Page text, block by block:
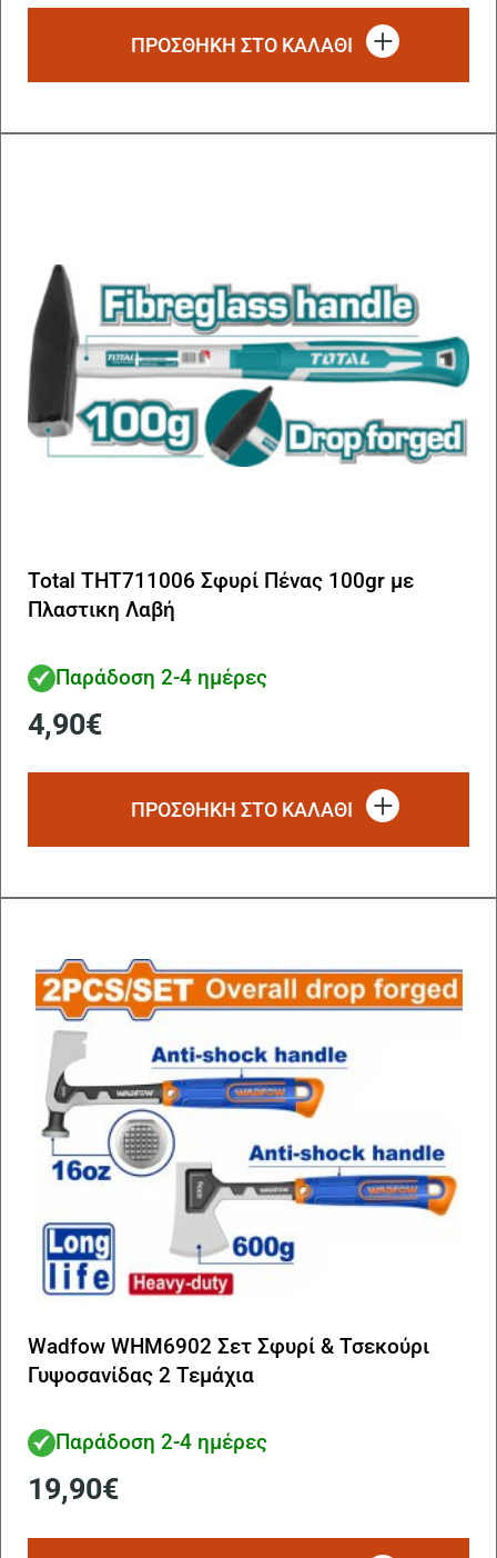
ΠΡΟΣΘΗΚΗ ΣΤΟ ΚΑΛΑΘΙ
Total THT711006 Σφυρί Πένας 100gr με
Πλαστικη Λαβή
Παράδοση 2-4 ημέρες
4,90€
ΠΡΟΣΘΗΚΗ ΣΤΟ ΚΑΛΑΘΙ
Wadfow WHM6902 Σετ Σφυρί & Τσεκούρι
Γυψοσανίδας 2 Τεμάχια
Παράδοση 2-4 ημέρες
19,90€